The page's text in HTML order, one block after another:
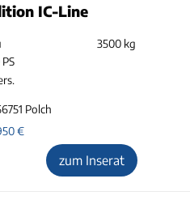
IC-Line
3500 kg
Polch
€
zum Inserat